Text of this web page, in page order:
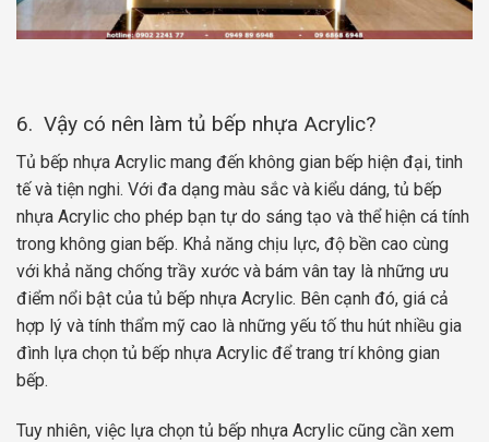
6. Vậy có nên làm tủ bếp nhựa Acrylic?
Tủ bếp nhựa Acrylic mang đến không gian bếp hiện đại, tinh
tế và tiện nghi. Với đa dạng màu sắc và kiểu dáng, tủ bếp
nhựa Acrylic cho phép bạn tự do sáng tạo và thể hiện cá tính
trong không gian bếp. Khả năng chịu lực, độ bền cao cùng
với khả năng chống trầy xước và bám vân tay là những ưu
điểm nổi bật của tủ bếp nhựa Acrylic. Bên cạnh đó, giá cả
hợp lý và tính thẩm mỹ cao là những yếu tố thu hút nhiều gia
đình lựa chọn tủ bếp nhựa Acrylic để trang trí không gian
bếp.
Tuy nhiên, việc lựa chọn tủ bếp nhựa Acrylic cũng cần xem